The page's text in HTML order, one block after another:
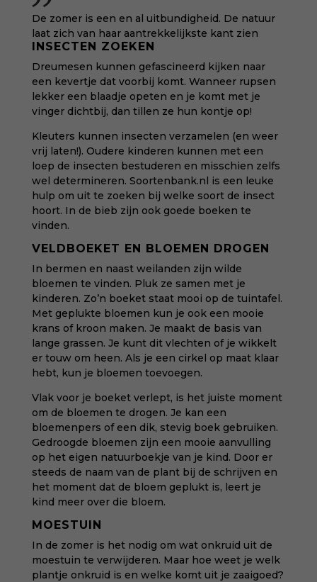
De zomer is een en al uitbundigheid. De natuur
laat zich van haar aantrekkelijkste kant zien
INSECTEN ZOEKEN
Dreumesen kunnen gefascineerd kijken naar
een kevertje dat voorbij komt. Wanneer rupsen
lekker een blaadje opeten en je komt met je
vinger dichtbij, dan tillen ze hun kontje op!
Kleuters kunnen insecten verzamelen (en weer
vrij laten!). Oudere kinderen kunnen met een
loep de insecten bestuderen en misschien zelfs
wel determineren. Soortenbank.nl is een leuke
hulp om uit te zoeken bij welke soort de insect
hoort. In de bieb zijn ook goede boeken te
vinden.
VELDBOEKET EN BLOEMEN DROGEN
In bermen en naast weilanden zijn wilde
bloemen te vinden. Pluk ze samen met je
kinderen. Zo’n boeket staat mooi op de tuintafel.
Met geplukte bloemen kun je ook een mooie
krans of kroon maken. Je maakt de basis van
lange grassen. Je kunt dit vlechten of je wikkelt
er touw om heen. Als je een cirkel op maat klaar
hebt, kun je bloemen toevoegen.
Vlak voor je boeket verlept, is het juiste moment
om de bloemen te drogen. Je kan een
bloemenpers of een dik, stevig boek gebruiken.
Gedroogde bloemen zijn een mooie aanvulling
op het eigen natuurboekje van je kind. Door er
steeds de naam van de plant bij de schrijven en
het moment dat de bloem geplukt is, leert je
kind meer over die bloem.
MOESTUIN
In de zomer is het nodig om wat onkruid uit de
moestuin te verwijderen. Maar hoe weet je welk
plantje onkruid is en welke komt uit je zaaigoed?